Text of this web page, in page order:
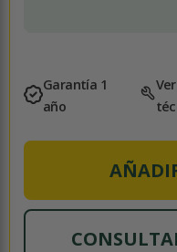
Garantía 1
año